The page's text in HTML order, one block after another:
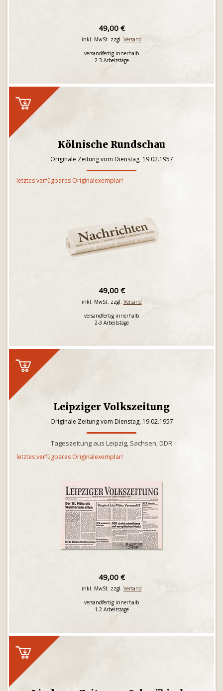
49,00 €
inkl. MwSt. zzgl. Versand
versandfertig innerhalb
2-3 Arbeitstage
Kölnische Rundschau
Originale Zeitung vom Dienstag, 19.02.1957
letztes verfügbares Originalexemplar!
49,00 €
inkl. MwSt. zzgl. Versand
versandfertig innerhalb
2-3 Arbeitstage
Leipziger Volkszeitung
Originale Zeitung vom Dienstag, 19.02.1957
Tageszeitung aus Leipzig, Sachsen, DDR
letztes verfügbares Originalexemplar!
49,00 €
inkl. MwSt. zzgl. Versand
versandfertig innerhalb
1-2 Arbeitstage